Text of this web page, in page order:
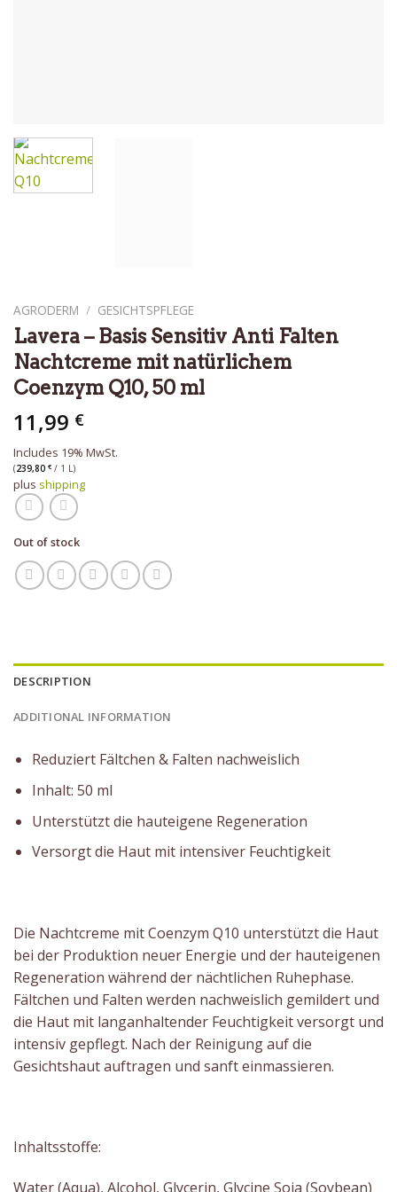
AGRODERM / GESICHTSPFLEGE
Lavera – Basis Sensitiv Anti Falten
Nachtcreme mit natürlichem
Coenzym Q10, 50 ml
11,99 €
Includes 19% MwSt.
(239,80 € / 1 L)
plus shipping
Out of stock
DESCRIPTION
ADDITIONAL INFORMATION
Reduziert Fältchen & Falten nachweislich
Inhalt: 50 ml
Unterstützt die hauteigene Regeneration
Versorgt die Haut mit intensiver Feuchtigkeit
Die Nachtcreme mit Coenzym Q10 unterstützt die Haut
bei der Produktion neuer Energie und der hauteigenen
Regeneration während der nächtlichen Ruhephase.
Fältchen und Falten werden nachweislich gemildert und
die Haut mit langanhaltender Feuchtigkeit versorgt und
intensiv gepflegt. Nach der Reinigung auf die
Gesichtshaut auftragen und sanft einmassieren.
Inhaltsstoffe:
Water (Aqua), Alcohol, Glycerin, Glycine Soja (Soybean)